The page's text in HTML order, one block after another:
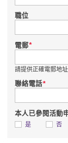
職位
電郵*
請提供正確電郵地
聯絡電話*
本人已參閱活動
是 否